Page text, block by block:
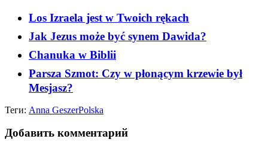
Los Izraela jest w Twoich rękach
Jak Jezus może być synem Dawida?
Chanuka w Biblii
Parsza Szmot: Czy w płonącym krzewie był
Mesjasz?
Теги: Anna GeszerPolska
Добавить комментарий